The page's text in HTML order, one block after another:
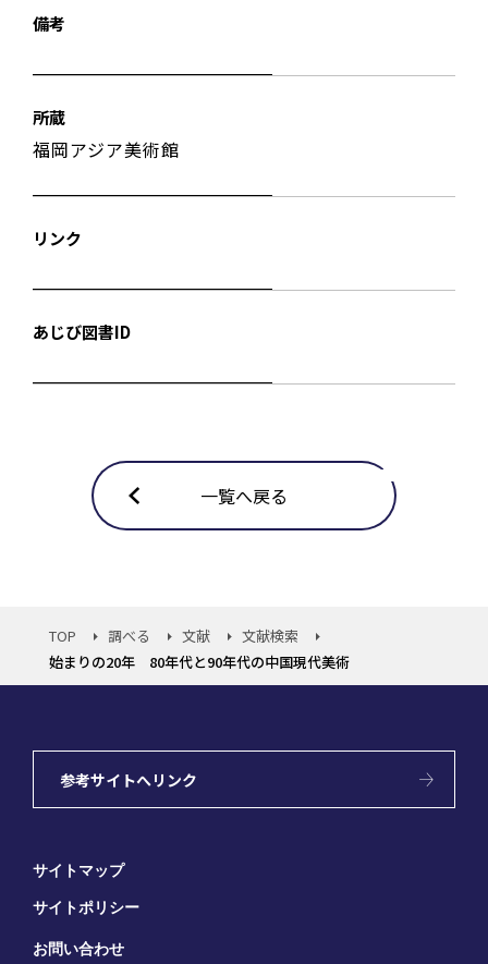
備考
所蔵
福岡アジア美術館
リンク
あじび図書ID
一覧へ戻る
TOP 調べる 文献
文献検索
始まりの20年 80年代と90年代の中国現代美術
参考サイトへリンク
サイトマップ
サイトポリシー
お問い合わせ